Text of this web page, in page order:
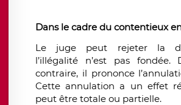
Dans le cadre du contentieux
Le juge peut rejeter la
l’illégalité n’est pas fondée.
contraire, il prononce
Cette annulation a un effet
peut être totale ou partielle.